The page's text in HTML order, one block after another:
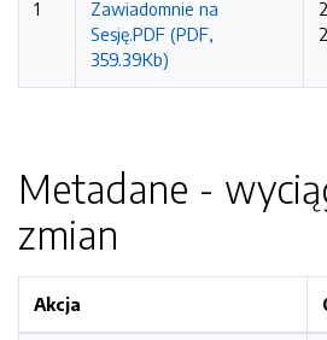
1
Zawiadomnie na
Sesję.PDF (PDF,
359.39Kb)
Metadane -
zmian
Akcja